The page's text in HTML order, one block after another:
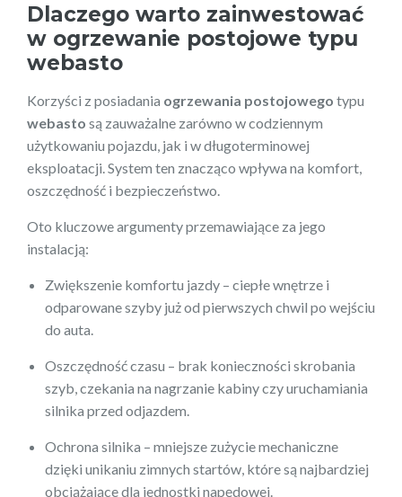
Dlaczego warto zainwestować
w ogrzewanie postojowe typu
webasto
Korzyści z posiadania ogrzewania postojowego typu
webasto są zauważalne zarówno w codziennym
użytkowaniu pojazdu, jak i w długoterminowej
eksploatacji. System ten znacząco wpływa na komfort,
oszczędność i bezpieczeństwo.
Oto kluczowe argumenty przemawiające za jego
instalacją:
Zwiększenie komfortu jazdy – ciepłe wnętrze i
odparowane szyby już od pierwszych chwil po wejściu
do auta.
Oszczędność czasu – brak konieczności skrobania
szyb, czekania na nagrzanie kabiny czy uruchamiania
silnika przed odjazdem.
Ochrona silnika – mniejsze zużycie mechaniczne
dzięki unikaniu zimnych startów, które są najbardziej
obciążające dla jednostki napędowej.